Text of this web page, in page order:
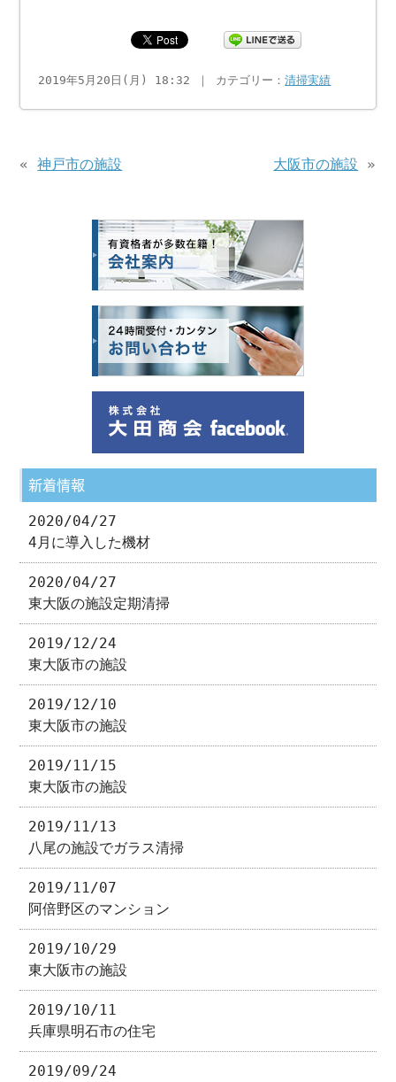
2019年5月20日(月) 18:32 ｜ カテゴリー：清掃実績
«神戸市の施設 大阪市の施設 »
新着情報
2020/04/27
4月に導入した機材
2020/04/27
東大阪の施設定期清掃
2019/12/24
東大阪市の施設
2019/12/10
東大阪市の施設
2019/11/15
東大阪市の施設
2019/11/13
八尾の施設でガラス清掃
2019/11/07
阿倍野区のマンション
2019/10/29
東大阪市の施設
2019/10/11
兵庫県明石市の住宅
2019/09/24